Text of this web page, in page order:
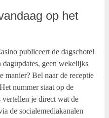
op het
publiceert de dagschotel
geen wekelijks
manier? Bel naar de receptie
nummer staat op de
je direct wat de
de socialemediakanalen